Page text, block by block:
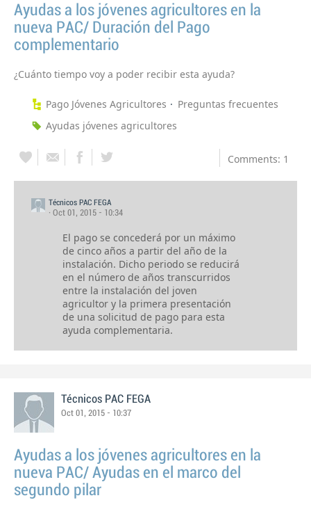
Ayudas a los jóvenes agricultores en la
nueva PAC/ Duración del Pago
complementario
¿Cuánto tiempo voy a poder recibir esta ayuda?
Pago Jóvenes Agricultores
Preguntas frecuentes
Ayudas jóvenes agricultores
Comments: 1
Técnicos PAC FEGA
· Oct 01, 2015 - 10:34
El pago se concederá por un máximo
de cinco años a partir del año de la
instalación. Dicho periodo se reducirá
en el número de años transcurridos
entre la instalación del joven
agricultor y la primera presentación
de una solicitud de pago para esta
ayuda complementaria.
Técnicos PAC FEGA
Oct 01, 2015 - 10:37
Ayudas a los jóvenes agricultores en la
nueva PAC/ Ayudas en el marco del
segundo pilar